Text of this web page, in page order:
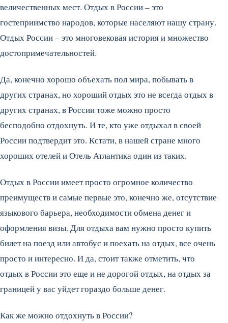
величественных мест. Отдых в России – это
гостеприимство народов, которые населяют нашу страну.
Отдых России – это многовековая история и множество
достопримечательностей.
Да, конечно хорошо объехать пол мира, побывать в
других странах, но хороший отдых это не всегда отдых в
других странах, в России тоже можно просто
бесподобно отдохнуть. И те, кто уже отдыхал в своей
России подтвердит это. Кстати, в нашей стране много
хороших отелей и Отель Атлантика один из таких.
Отдых в России имеет просто огромное количество
преимуществ и самые первые это, конечно же, отсутствие
языкового барьера, необходимости обмена денег и
оформления визы. Для отдыха вам нужно просто купить
билет на поезд или автобус и поехать на отдых, все очень
просто и интересно. И да, стоит также отметить, что
отдых в России это еще и не дорогой отдых, на отдых за
границей у вас уйдет гораздо больше денег.
Как же можно отдохнуть в России?